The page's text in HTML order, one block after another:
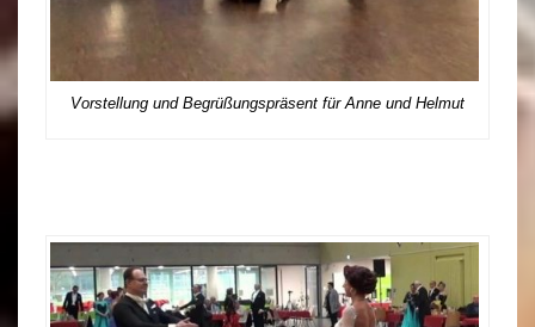
Vorstellung und Begrüßungspräsent für Anne und Helmut